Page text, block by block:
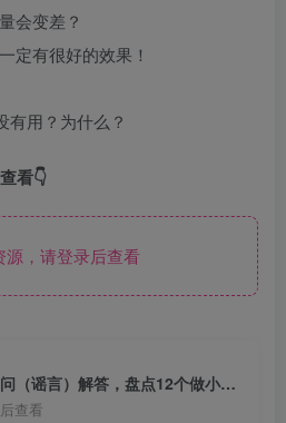
会变差？
定有很好的效果！
有用？为什么？
看👇
源，请登录后查看
【2024.12.24】小红书疑问（谣言）解答，盘点12个做小红书经常让人困惑的问题
查看